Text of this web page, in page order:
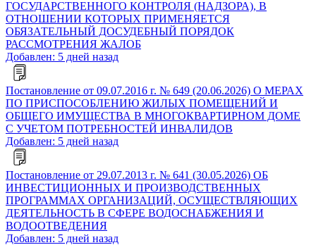
ГОСУДАРСТВЕННОГО КОНТРОЛЯ (НАДЗОРА), В
ОТНОШЕНИИ КОТОРЫХ ПРИМЕНЯЕТСЯ
ОБЯЗАТЕЛЬНЫЙ ДОСУДЕБНЫЙ ПОРЯДОК
РАССМОТРЕНИЯ ЖАЛОБ
Добавлен: 5 дней назад
Постановление от 09.07.2016 г. № 649 (20.06.2026) О МЕРАХ
ПО ПРИСПОСОБЛЕНИЮ ЖИЛЫХ ПОМЕЩЕНИЙ И
ОБЩЕГО ИМУЩЕСТВА В МНОГОКВАРТИРНОМ ДОМЕ
С УЧЕТОМ ПОТРЕБНОСТЕЙ ИНВАЛИДОВ
Добавлен: 5 дней назад
Постановление от 29.07.2013 г. № 641 (30.05.2026) ОБ
ИНВЕСТИЦИОННЫХ И ПРОИЗВОДСТВЕННЫХ
ПРОГРАММАХ ОРГАНИЗАЦИЙ, ОСУЩЕСТВЛЯЮЩИХ
ДЕЯТЕЛЬНОСТЬ В СФЕРЕ ВОДОСНАБЖЕНИЯ И
ВОДООТВЕДЕНИЯ
Добавлен: 5 дней назад